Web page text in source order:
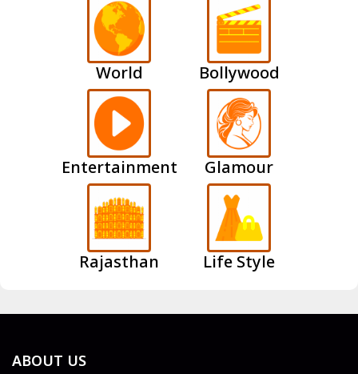
World Bollywood
Entertainment Glamour
Rajasthan Life Style
ABOUT US